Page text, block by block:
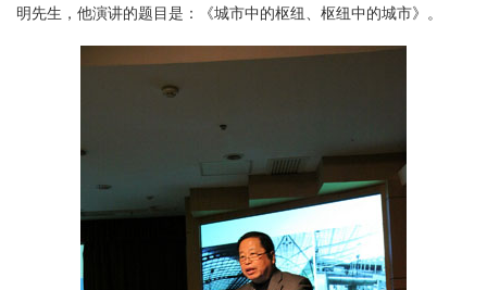
明先生，他演讲的题目是：《城市中的枢纽、枢纽中的城市》。